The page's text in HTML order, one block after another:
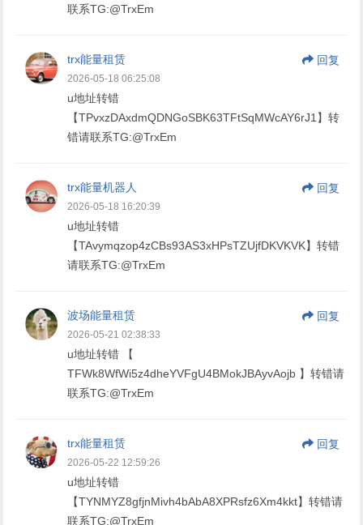
联系TG:@TrxEm
trx能量租赁 回复
2026-05-18 06:25:08
u地址转错
【TPvxzDAxdmQDNGoSBK63TFtSqMWcAY6rJ1】转
错请联系TG:@TrxEm
trx能量机器人 回复
2026-05-18 16:20:39
u地址转错
【TAvymqzop4zCBs93AS3xHPsTZUjfDKVKVK】转错
请联系TG:@TrxEm
波场能量租赁 回复
2026-05-21 02:38:33
u地址转错 【
TFWk8WfWi5z4dheYVFgU4BMokJBAyvAojb 】转错请
联系TG:@TrxEm
trx能量租赁 回复
2026-05-22 12:59:26
u地址转错
【TYNMYZ8gfjnMivh4bAbA8XPRsfz6Xm4kkt】转错请
联系TG:@TrxEm